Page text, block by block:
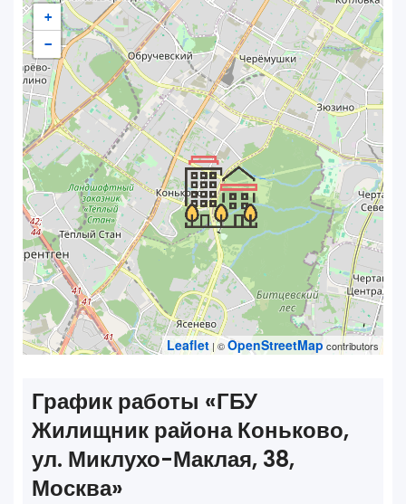
+
−
Leaflet | ©OpenStreetMap contributors
График работы «‎ГБУ
Жилищник района Коньково,
ул. Миклухо-Маклая, 38,
Москва»‎